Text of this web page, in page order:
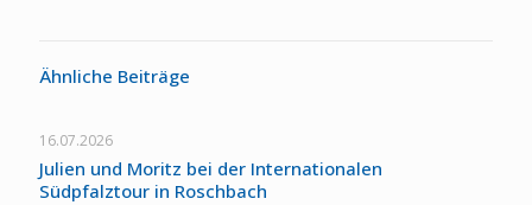
Ähnliche Beiträge
16.07.2026
Julien und Moritz bei der Internationalen
Südpfalztour in Roschbach